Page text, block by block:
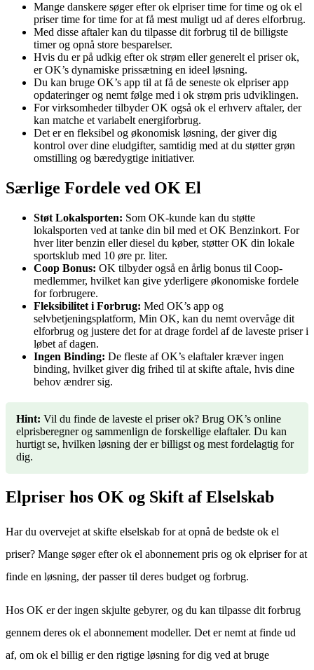
Mange danskere søger efter ok elpriser time for time og ok el
priser time for time for at få mest muligt ud af deres elforbrug.
Med disse aftaler kan du tilpasse dit forbrug til de billigste
timer og opnå store besparelser.
Hvis du er på udkig efter ok strøm eller generelt el priser ok,
er OK’s dynamiske prissætning en ideel løsning.
Du kan bruge OK’s app til at få de seneste ok elpriser app
opdateringer og nemt følge med i ok strøm pris udviklingen.
For virksomheder tilbyder OK også ok el erhverv aftaler, der
kan matche et variabelt energiforbrug.
Det er en fleksibel og økonomisk løsning, der giver dig
kontrol over dine eludgifter, samtidig med at du støtter grøn
omstilling og bæredygtige initiativer.
Særlige Fordele ved OK El
Støt Lokalsporten: Som OK-kunde kan du støtte
lokalsporten ved at tanke din bil med et OK Benzinkort. For
hver liter benzin eller diesel du køber, støtter OK din lokale
sportsklub med 10 øre pr. liter.
Coop Bonus: OK tilbyder også en årlig bonus til Coop-
medlemmer, hvilket kan give yderligere økonomiske fordele
for forbrugere.
Fleksibilitet i Forbrug: Med OK’s app og
selvbetjeningsplatform, Min OK, kan du nemt overvåge dit
elforbrug og justere det for at drage fordel af de laveste priser i
løbet af dagen.
Ingen Binding: De fleste af OK’s elaftaler kræver ingen
binding, hvilket giver dig frihed til at skifte aftale, hvis dine
behov ændrer sig.
Hint: Vil du finde de laveste el priser ok? Brug OK’s online
elprisberegner og sammenlign de forskellige elaftaler. Du kan
hurtigt se, hvilken løsning der er billigst og mest fordelagtig for
dig.
Elpriser hos OK og Skift af Elselskab
Har du overvejet at skifte elselskab for at opnå de bedste ok el
priser? Mange søger efter ok el abonnement pris og ok elpriser for at
finde en løsning, der passer til deres budget og forbrug.
Hos OK er der ingen skjulte gebyrer, og du kan tilpasse dit forbrug
gennem deres ok el abonnement modeller. Det er nemt at finde ud
af, om ok el billig er den rigtige løsning for dig ved at bruge